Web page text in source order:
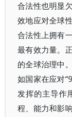
合法性也明显
效地应对全球
合法性上拥有
最有效力量。
的全球治理中
如国家在应对
发挥的主导作
程、能力和影